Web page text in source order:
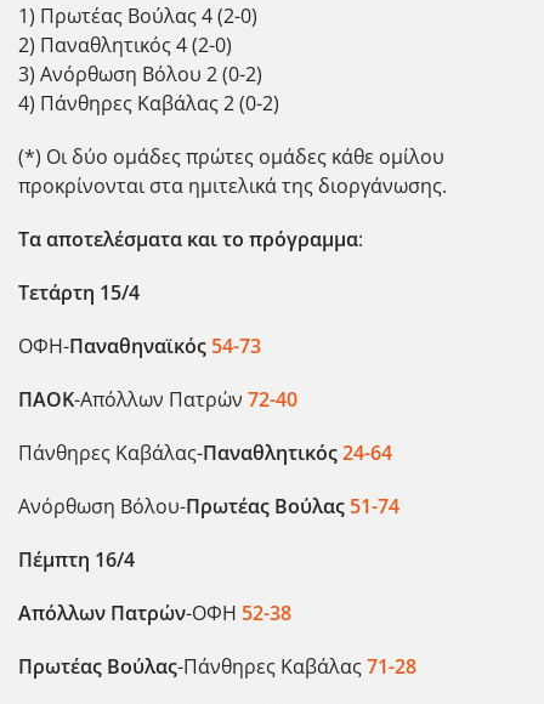
1) Πρωτέας Βούλας 4 (2-0)
2) Παναθλητικός 4 (2-0)
3) Ανόρθωση Βόλου 2 (0-2)
4) Πάνθηρες Καβάλας 2 (0-2)
(*) Οι δύο ομάδες πρώτες ομάδες κάθε ομίλου
προκρίνονται στα ημιτελικά της διοργάνωσης.
Τα αποτελέσματα και το πρόγραμμα:
Τετάρτη 15/4
ΟΦΗ-Παναθηναϊκός 54-73
ΠΑΟΚ-Απόλλων Πατρών 72-40
Πάνθηρες Καβάλας-Παναθλητικός24-64
Ανόρθωση Βόλου-Πρωτέας Βούλας 51-74
Πέμπτη 16/4
Απόλλων Πατρών-ΟΦΗ 52-38
Πρωτέας Βούλας-Πάνθηρες Καβάλας71-28